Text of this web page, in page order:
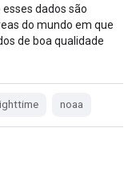
esses dados são
do mundo em que
de boa qualidade
noaa